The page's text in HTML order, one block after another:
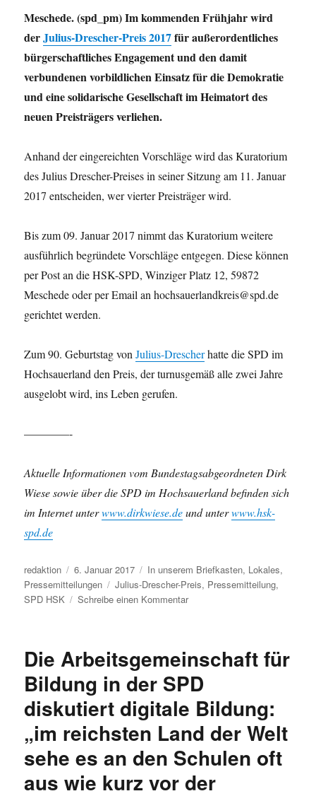
Meschede. (spd_pm) Im kommenden Frühjahr wird
derJulius-Drescher-Preis 2017für außerordentliches
bürgerschaftliches Engagement und den damit
verbundenen vorbildlichen Einsatz für die Demokratie
und eine solidarische Gesellschaft im Heimatort des
neuen Preisträgers verliehen.
Anhand der eingereichten Vorschläge wird das Kuratorium
des Julius Drescher-Preises in seiner Sitzung am 11. Januar
2017 entscheiden, wer vierter Preisträger wird.
Bis zum 09. Januar 2017 nimmt das Kuratorium weitere
ausführlich begründete Vorschläge entgegen. Diese können
per Post an die HSK-SPD, Winziger Platz 12, 59872
Meschede oder per Email an hochsauerlandkreis@spd.de
gerichtet werden.
Zum 90. Geburtstag vonJulius-Drescherhatte die SPD im
Hochsauerland den Preis, der turnusgemäß alle zwei Jahre
ausgelobt wird, ins Leben gerufen.
————-
Aktuelle Informationen vom Bundestagsabgeordneten Dirk
Wiese sowie über die SPD im Hochsauerland befinden sich
im Internet unterwww.dirkwiese.deund unterwww.hsk-
spd.de
Autor
redaktion
Veröffentlicht
am
6. Januar 2017 Kategorien
In unserem Briefkasten, Lokales,
Pressemitteilungen
Schlagwörter
Julius-Drescher-Preis, Pressemitteilung,
SPD HSK
Schreibe einen Kommentarzu
Drescher-
–
Kuratorium
entscheidet
Die Arbeitsgemeinschaft für
Bildung in der SPD
diskutiert digitale Bildung:
„im reichsten Land der Welt
sehe es an den Schulen oft
aus wie kurz vor der